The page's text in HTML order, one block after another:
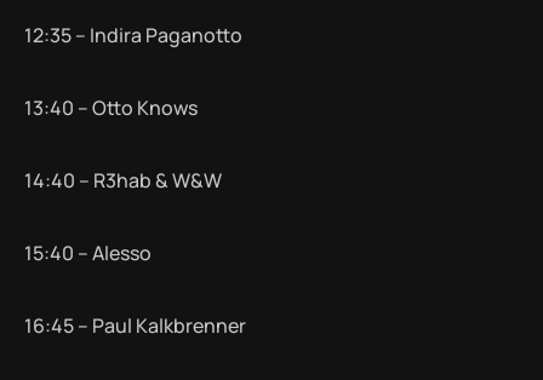
12:35 – Indira Paganotto
13:40 – Otto Knows
14:40 – R3hab & W&W
15:40 – Alesso
16:45 – Paul Kalkbrenner